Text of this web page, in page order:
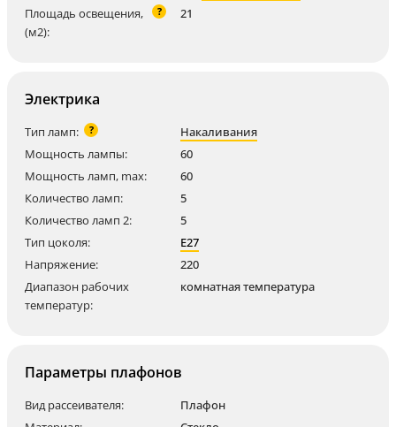
Площадь освещения,
(м2):
? 21
Электрика
Тип ламп: ?
Накаливания
Мощность лампы:
60
Мощность ламп, max:
60
Количество ламп:
5
Количество ламп 2:
5
Тип цоколя:
E27
Напряжение:
220
Диапазон рабочих
температур:
комнатная температура
Параметры плафонов
Вид рассеивателя:
Плафон